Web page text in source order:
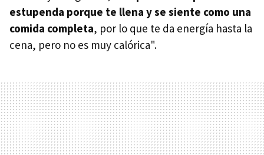
estupenda porque te llena y se siente como una
comida completa, por lo que te da energía hasta la
cena, pero no es muy calórica".